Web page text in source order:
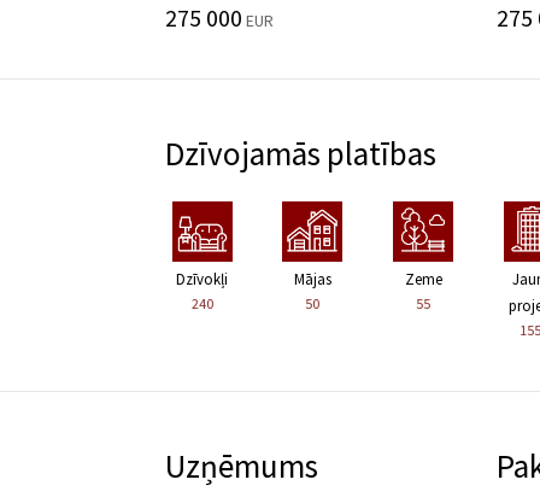
275 000 EUR 275
Dzīvojamās platības
Dzīvokļi
240
Mājas
50
Zeme
55
Uzņēmums